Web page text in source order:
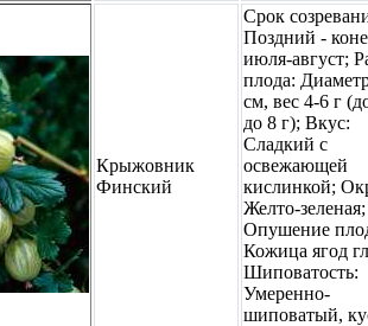
Крыжовник
Финский
Срок
Поздний -
июля-август;
плода:
см, вес 4-6 г
до 8 г); Вкус:
Сладкий с
освежающей
кислинкой;
Желто-зеленая;
Опушение
Кожица ягод
Шиповатость:
Умеренно-
шиповатый,